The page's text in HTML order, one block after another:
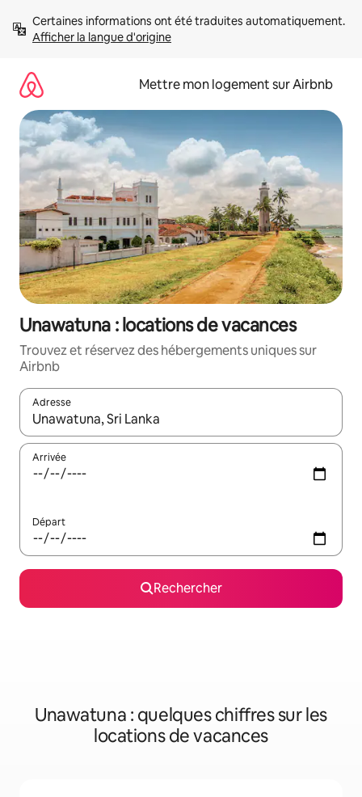
directement
Afficher la langue d'origine
Mettre mon logement sur Airbnb
Unawatuna : locations de vacances
Trouvez et réservez des hébergements uniques sur
Airbnb
Adresse
Lorsque les résultats s'affichent, utilisez les flèches vers le
Arrivée
Départ
Rechercher
Unawatuna : quelques chiffres sur les
locations de vacances